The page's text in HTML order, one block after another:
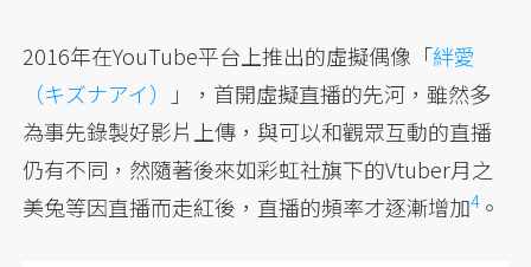
2016年在YouTube平台上推出的虛擬偶像「絆愛
（キズナアイ）
」，首開虛擬直播的先河，雖然多
為事先錄製好影片上傳，與可以和觀眾互動的直播
仍有不同，然隨著後來如彩虹社旗下的Vtuber月之
美兔等因直播而走紅後，直播的頻率才逐漸增加4。